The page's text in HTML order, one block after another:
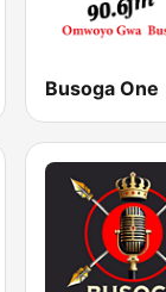
Busoga One